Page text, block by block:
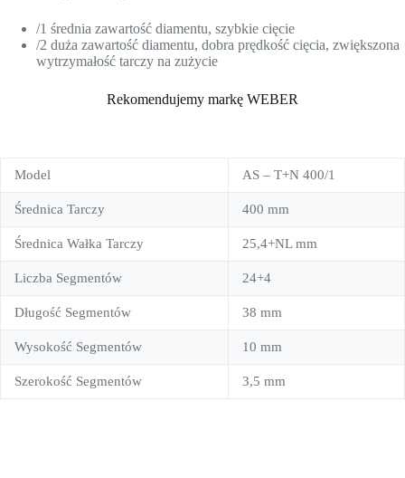
/1 średnia zawartość diamentu, szybkie cięcie
/2 duża zawartość diamentu, dobra prędkość cięcia, zwiększona
wytrzymałość tarczy na zużycie
Rekomendujemy markę WEBER
Model AS – T+N 400/1
Średnica Tarczy 400 mm
Średnica Wałka Tarczy 25,4+NL mm
Liczba Segmentów 24+4
Długość Segmentów 38 mm
Wysokość Segmentów 10 mm
Szerokość Segmentów 3,5 mm